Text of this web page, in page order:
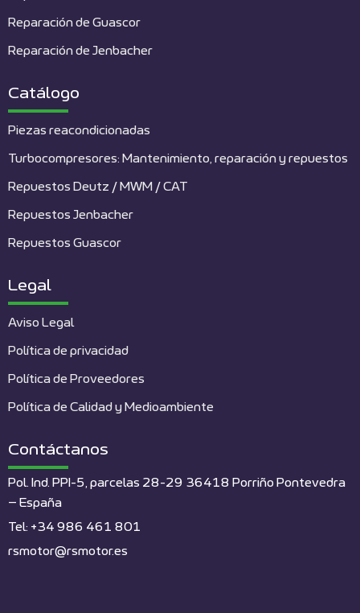
Reparación de Guascor
Reparación de Jenbacher
Catálogo
Piezas reacondicionadas
Turbocompresores: Mantenimiento, reparación y repuestos
Repuestos Deutz / MWM / CAT
Repuestos Jenbacher
Repuestos Guascor
Legal
Aviso Legal
Política de privacidad
Política de Proveedores
Política de Calidad y Medioambiente
Contáctanos
Pol. Ind. PPI-5, parcelas 28-29 36418 Porriño Pontevedra
– España
Tel: +34 986 461 801
rsmotor@rsmotor.es